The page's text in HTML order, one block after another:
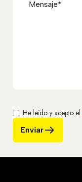
He leído y acepto el
Enviar